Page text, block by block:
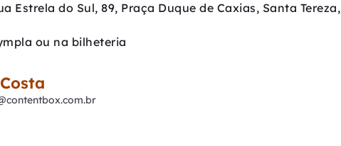
Estrela do Sul, 89, Praça Duque de Caxias, Santa Tereza,
ou na bilheteria